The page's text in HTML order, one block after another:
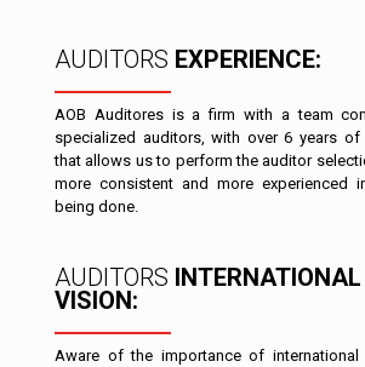
AUDITORS EXPERIENCE:
AOB Auditores is a firm with a team
specialized auditors, with over 6 years of
that allows us to perform the auditor
more consistent and more experienced
being done.
AUDITORS INTERNATIONAL
VISION:
Aware of the importance of international